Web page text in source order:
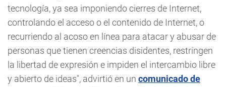
tecnología, ya sea imponiendo cierres de Internet,
controlando el acceso o el contenido de Internet, o
recurriendo al acoso en línea para atacar y abusar de
personas que tienen creencias disidentes, restringen
la libertad de expresión e impiden el intercambio libre
y abierto de ideas", advirtió en un comunicado de